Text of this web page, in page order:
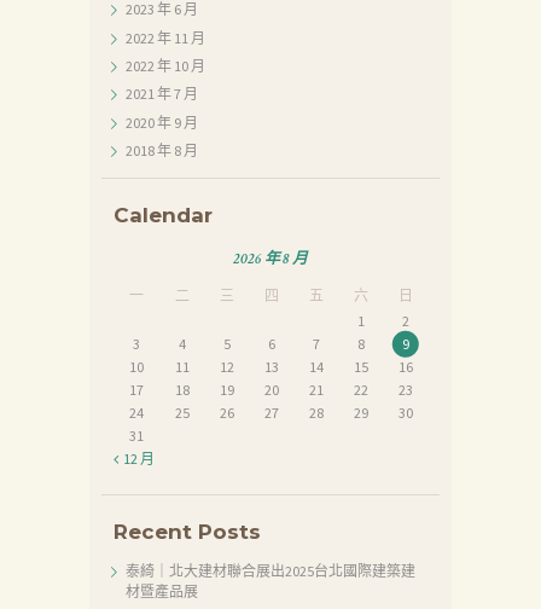
2023 年 6 月
2022 年 11 月
2022 年 10 月
2021 年 7 月
2020 年 9 月
2018 年 8 月
Calendar
2026 年 8 月
一 二 三 四 五 六 日
« 12 月
1
2
3
4 5 6 7 8
9
10
11 12 13 14 15
16
17
18 19 20 21 22
23
24
25 26 27 28 29
30
31
Recent Posts
泰綺｜北大建材聯合展出2025台北國際建築建
材暨產品展